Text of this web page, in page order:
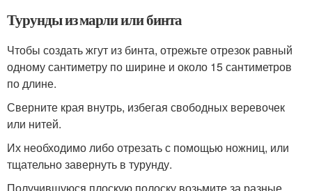
Турунды из марли или бинта
Чтобы создать жгут из бинта, отрежьте отрезок равный
одному сантиметру по ширине и около 15 сантиметров
по длине.
Сверните края внутрь, избегая свободных веревочек
или нитей.
Их необходимо либо отрезать с помощью ножниц, или
тщательно завернуть в турунду.